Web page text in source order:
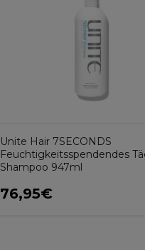
Unite Hair 7SECONDS
Feuchtigkeitsspendendes
Shampoo 947ml
76,95€